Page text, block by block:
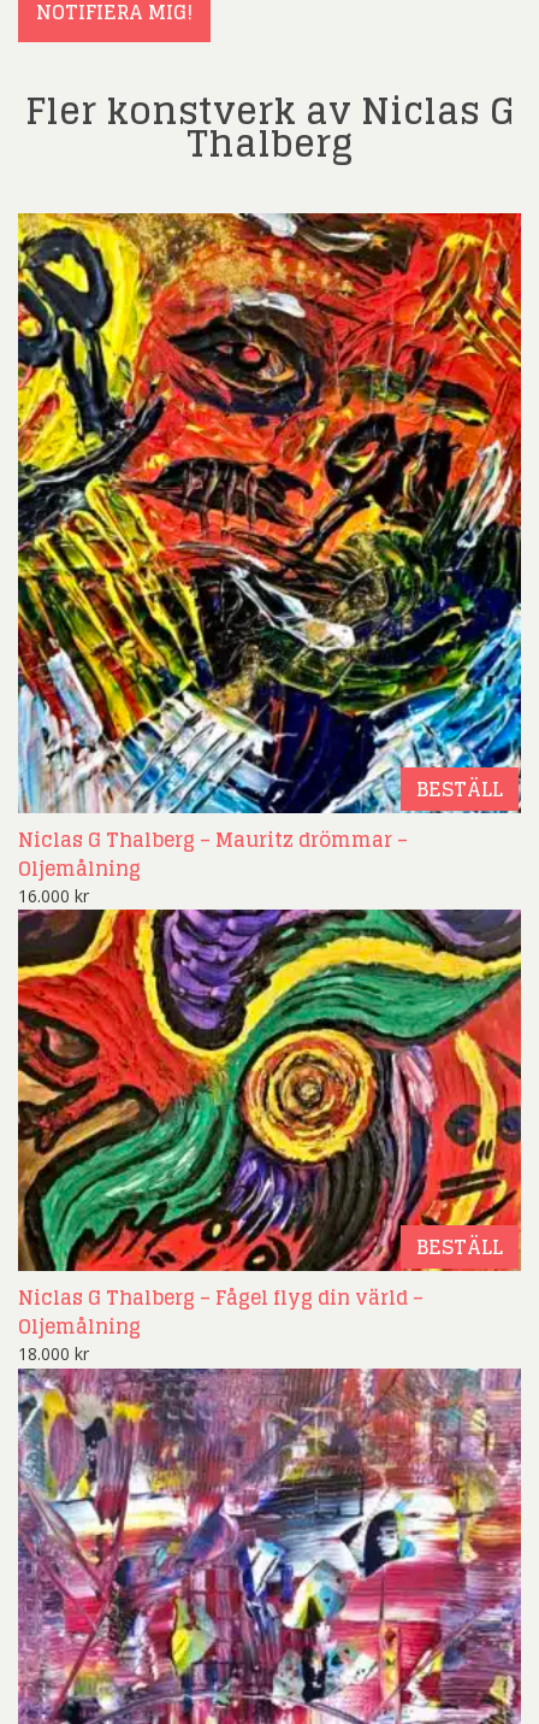
NOTIFIERA MIG!
Fler konstverk av Niclas G
Thalberg
BESTÄLL
Niclas G Thalberg – Mauritz drömmar –
Oljemålning
16.000 kr
BESTÄLL
Niclas G Thalberg – Fågel flyg din värld –
Oljemålning
18.000 kr